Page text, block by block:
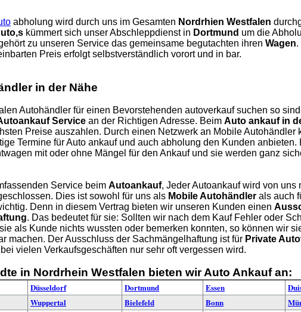
abholung wird durch uns im Gesamten Nordrhien Westfalen
kümmert sich unser Abschleppdienst in Dortmund um die
zu unseren Service das gemeinsame begutachten ihren Wagen.
Preis erfolgt selbstverständlich vorort und in bar.
in der Nähe
Autohändler für einen Bevorstehenden autoverkauf suchen so
Service an der Richtigen Adresse. Beim Auto ankauf in
Preise auszahlen. Durch einen Netzwerk an Mobile Autohändler
Termine für Auto ankauf und auch abholung den Kunden anbieten.
mit oder ohne Mängel für den Ankauf und sie werden ganz
Service beim Autoankauf, Jeder Autoankauf wird von uns
Dies ist sowohl für uns als Mobile Autohändler als auch
Denn in diesem Vertrag bieten wir unseren Kunden einen
. Das bedeutet für sie: Sollten wir nach dem Kauf Fehler oder
als Kunde nichts wussten oder bemerken konnten, so können wir
machen. Der Ausschluss der Sachmängelhaftung ist für Private
vielen Verkaufsgeschäften nur sehr oft vergessen wird.
in Nordrhein Westfalen bieten wir Auto Ankauf an:
Düsseldorf Dortmund Essen
Wuppertal Bielefeld Bonn